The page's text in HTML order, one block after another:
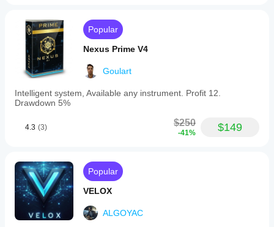
Popular
Nexus Prime V4
Goulart
Intelligent system, Available any instrument. Profit 12.
Drawdown 5%
4.3 (3) $250
-41% $149
Popular
VELOX
ALGOYAC